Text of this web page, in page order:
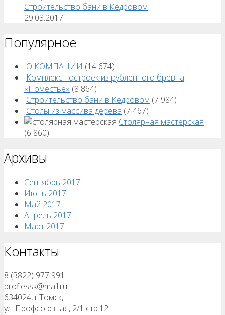
Строительство бани в Кедровом
29.03.2017
Популярное
О КОМПАНИИ (14 674)
Комплекс построек из рубленного бревна
«Поместье» (8 864)
Строительство бани в Кедровом (7 984)
Столы из массива дерева (7 467)
Столярная мастерская
(6 860)
Архивы
Сентябрь 2017
Июнь 2017
Май 2017
Апрель 2017
Март 2017
Контакты
8 (3822) 977 991
proflessk@mail.ru
634024, г.Томск,
ул. Профсоюзная, 2/1 стр.12